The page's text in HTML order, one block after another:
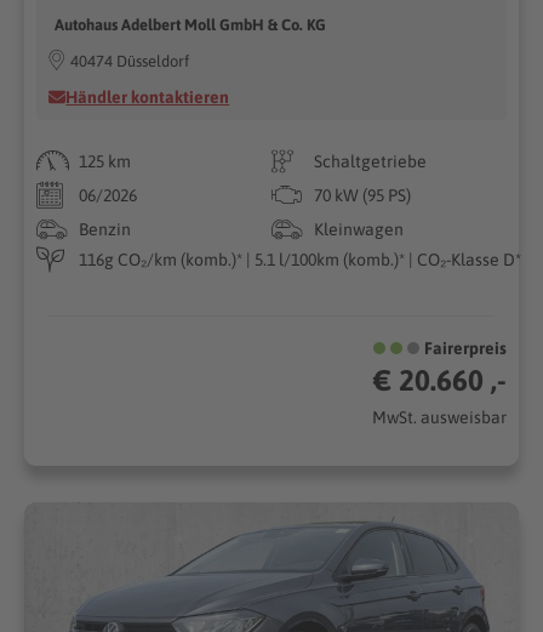
Autohaus Adelbert Moll GmbH & Co. KG
40474 Düsseldorf
Händler kontaktieren
125 km
Schaltgetriebe
06/2026
70 kW (95 PS)
Benzin
Kleinwagen
116g CO₂/km (komb.)* | 5.1 l/100km (komb.)* | CO₂-Klasse D*
Fairerpreis
€ 20.660 ,-
MwSt. ausweisbar